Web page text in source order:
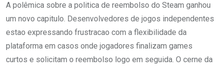
A polêmica sobre a politica de reembolso do Steam ganhou
um novo capitulo. Desenvolvedores de jogos independentes
estao expressando frustracao com a flexibilidade da
plataforma em casos onde jogadores finalizam games
curtos e solicitam o reembolso logo em seguida. O cerne da